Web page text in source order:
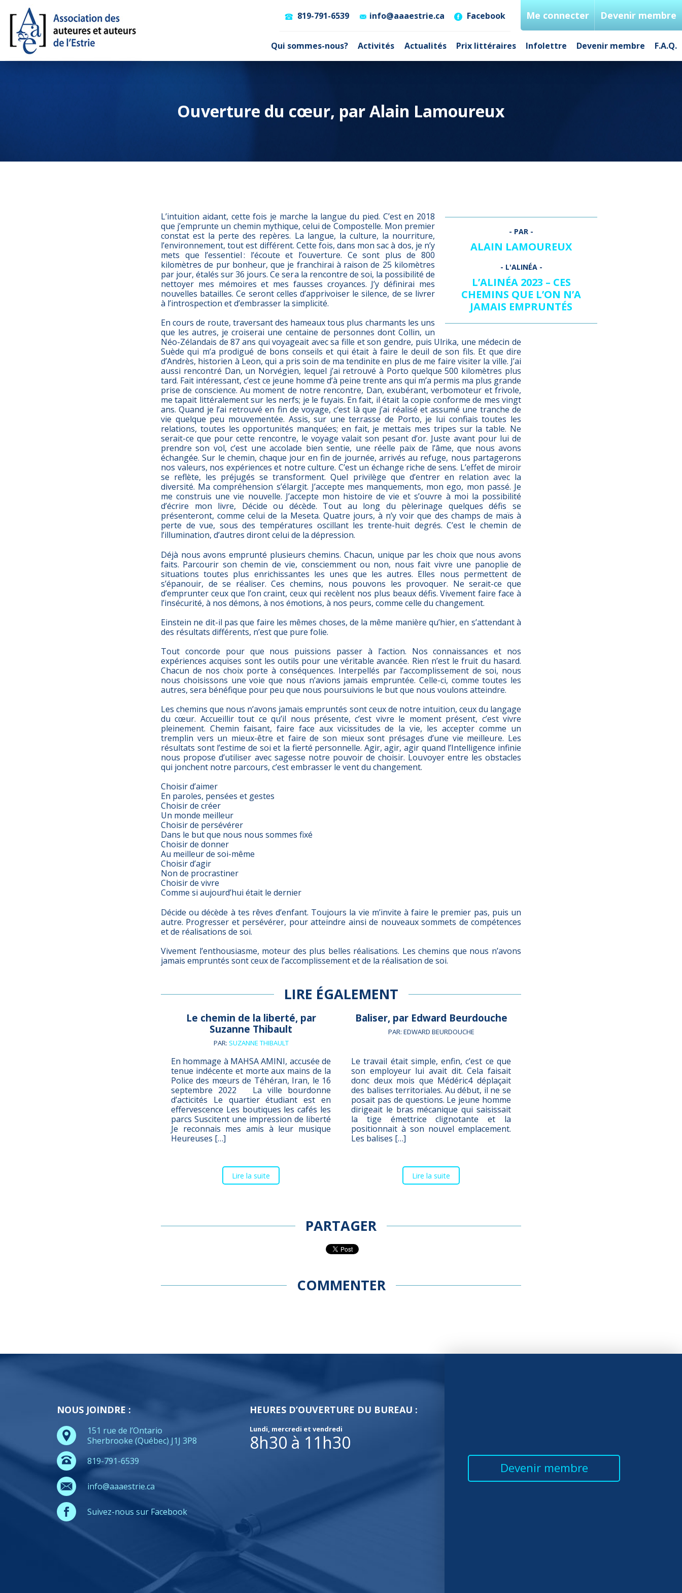
Qui sommes-nous? Activités Actualités Prix littéraires Infolettre Devenir membre F.A.Q.
819-791-6539 info@aaaestrie.ca Facebook Me connecter Devenir membre
Ouverture du cœur, par Alain Lamoureux
ALAIN LAMOUREUX
L’ALINÉA 2023 – CES
CHEMINS QUE L’ON N’A
JAMAIS EMPRUNTÉS
L’intuition aidant, cette fois je marche la langue du pied. C’est en 2018
que j’emprunte un chemin mythique, celui de Compostelle. Mon premier
constat est la perte des repères. La langue, la culture, la nourriture,
l’environnement, tout est différent. Cette fois, dans mon sac à dos, je n’y
mets que l’essentiel : l’écoute et l’ouverture. Ce sont plus de 800
kilomètres de pur bonheur, que je franchirai à raison de 25 kilomètres
par jour, étalés sur 36 jours. Ce sera la rencontre de soi, la possibilité de
nettoyer mes mémoires et mes fausses croyances. J’y définirai mes
nouvelles batailles. Ce seront celles d’apprivoiser le silence, de se livrer
à l’introspection et d’embrasser la simplicité.
En cours de route, traversant des hameaux tous plus charmants les uns
que les autres, je croiserai une centaine de personnes dont Collin, un
Néo-Zélandais de 87 ans qui voyageait avec sa fille et son gendre, puis Ulrika, une médecin de
Suède qui m’a prodigué de bons conseils et qui était à faire le deuil de son fils. Et que dire
d’Andrès, historien à Leon, qui a pris soin de ma tendinite en plus de me faire visiter la ville. J’ai
aussi rencontré Dan, un Norvégien, lequel j’ai retrouvé à Porto quelque 500 kilomètres plus
tard. Fait intéressant, c’est ce jeune homme d’à peine trente ans qui m’a permis ma plus grande
prise de conscience. Au moment de notre rencontre, Dan, exubérant, verbomoteur et frivole,
me tapait littéralement sur les nerfs; je le fuyais. En fait, il était la copie conforme de mes vingt
ans. Quand je l’ai retrouvé en fin de voyage, c’est là que j’ai réalisé et assumé une tranche de
vie quelque peu mouvementée. Assis, sur une terrasse de Porto, je lui confiais toutes les
relations, toutes les opportunités manquées; en fait, je mettais mes tripes sur la table. Ne
serait-ce que pour cette rencontre, le voyage valait son pesant d’or. Juste avant pour lui de
prendre son vol, c’est une accolade bien sentie, une réelle paix de l’âme, que nous avons
échangée. Sur le chemin, chaque jour en fin de journée, arrivés au refuge, nous partagerons
nos valeurs, nos expériences et notre culture. C’est un échange riche de sens. L’effet de miroir
se reflète, les préjugés se transforment. Quel privilège que d’entrer en relation avec la
diversité. Ma compréhension s’élargit. J’accepte mes manquements, mon ego, mon passé. Je
me construis une vie nouvelle. J’accepte mon histoire de vie et s’ouvre à moi la possibilité
d’écrire mon livre, Décide ou décède. Tout au long du pèlerinage quelques défis se
présenteront, comme celui de la Meseta. Quatre jours, à n’y voir que des champs de maïs à
perte de vue, sous des températures oscillant les trente-huit degrés. C’est le chemin de
l’illumination, d’autres diront celui de la dépression.
Déjà nous avons emprunté plusieurs chemins. Chacun, unique par les choix que nous avons
faits. Parcourir son chemin de vie, consciemment ou non, nous fait vivre une panoplie de
situations toutes plus enrichissantes les unes que les autres. Elles nous permettent de
s’épanouir, de se réaliser. Ces chemins, nous pouvons les provoquer. Ne serait-ce que
d’emprunter ceux que l’on craint, ceux qui recèlent nos plus beaux défis. Vivement faire face à
l’insécurité, à nos démons, à nos émotions, à nos peurs, comme celle du changement.
Einstein ne dit-il pas que faire les mêmes choses, de la même manière qu’hier, en s’attendant à
des résultats différents, n’est que pure folie.
Tout concorde pour que nous puissions passer à l’action. Nos connaissances et nos
expériences acquises sont les outils pour une véritable avancée. Rien n’est le fruit du hasard.
Chacun de nos choix porte à conséquences. Interpellés par l’accomplissement de soi, nous
nous choisissons une voie que nous n’avions jamais empruntée. Celle-ci, comme toutes les
autres, sera bénéfique pour peu que nous poursuivions le but que nous voulons atteindre.
Les chemins que nous n’avons jamais empruntés sont ceux de notre intuition, ceux du langage
du cœur. Accueillir tout ce qu’il nous présente, c’est vivre le moment présent, c’est vivre
pleinement. Chemin faisant, faire face aux vicissitudes de la vie, les accepter comme un
tremplin vers un mieux-être et faire de son mieux sont présages d’une vie meilleure. Les
résultats sont l’estime de soi et la fierté personnelle. Agir, agir, agir quand l’Intelligence infinie
nous propose d’utiliser avec sagesse notre pouvoir de choisir. Louvoyer entre les obstacles
qui jonchent notre parcours, c’est embrasser le vent du changement.
Choisir d’aimer
En paroles, pensées et gestes
Choisir de créer
Un monde meilleur
Choisir de persévérer
Dans le but que nous nous sommes fixé
Choisir de donner
Au meilleur de soi-même
Choisir d’agir
Non de procrastiner
Choisir de vivre
Comme si aujourd’hui était le dernier
Décide ou décède à tes rêves d’enfant. Toujours la vie m’invite à faire le premier pas, puis un
autre. Progresser et persévérer, pour atteindre ainsi de nouveaux sommets de compétences
et de réalisations de soi.
Vivement l’enthousiasme, moteur des plus belles réalisations. Les chemins que nous n’avons
jamais empruntés sont ceux de l’accomplissement et de la réalisation de soi.
LIRE ÉGALEMENT
Le chemin de la liberté, par
Suzanne Thibault
PAR: SUZANNE THIBAULT
En hommage à MAHSA AMINI, accusée de
tenue indécente et morte aux mains de la
Police des mœurs de Téhéran, Iran, le 16
septembre 2022 La ville bourdonne
d’acticités Le quartier étudiant est en
effervescence Les boutiques les cafés les
parcs Suscitent une impression de liberté
Je reconnais mes amis à leur musique
Heureuses […]
Lire la suite
Baliser, par Edward Beurdouche
PAR: EDWARD BEURDOUCHE
Le travail était simple, enfin, c’est ce que
son employeur lui avait dit. Cela faisait
donc deux mois que Médéric4 déplaçait
des balises territoriales. Au début, il ne se
posait pas de questions. Le jeune homme
dirigeait le bras mécanique qui saisissait
la tige émettrice clignotante et la
positionnait à son nouvel emplacement.
Les balises […]
Lire la suite
PARTAGER
COMMENTER
NOUS JOINDRE :
151 rue de l’Ontario
Sherbrooke (Québec) J1J 3P8
819-791-6539
info@aaaestrie.ca
Suivez-nous sur Facebook
HEURES D’OUVERTURE DU BUREAU :
Lundi, mercredi et vendredi
8h30 à 11h30
Devenir membre